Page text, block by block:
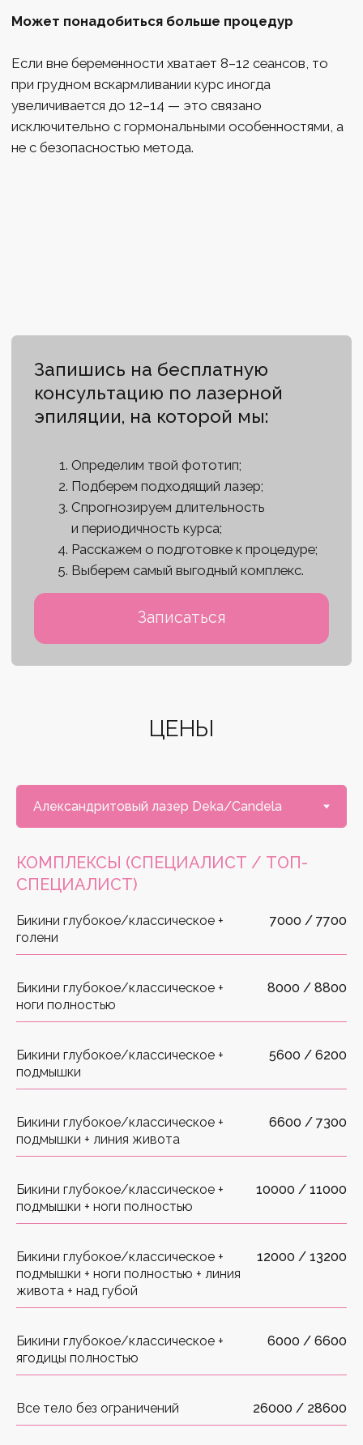
КОМПЛЕКСЫ (СПЕЦИАЛИСТ / ТОП-
СПЕЦИАЛИСТ)
Бикини глубокое/классическое +
голени
7000 / 7700
Бикини глубокое/классическое +
ноги полностью
8000 / 8800
Бикини глубокое/классическое +
подмышки
5600 / 6200
Бикини глубокое/классическое +
подмышки + линия живота
6600 / 7300
Бикини глубокое/классическое +
подмышки + ноги полностью
10000 / 11000
Бикини глубокое/классическое +
подмышки + ноги полностью + линия
живота + над губой
12000 / 13200
Бикини глубокое/классическое +
ягодицы полностью
6000 / 6600
Все тело без ограничений 26000 / 28600